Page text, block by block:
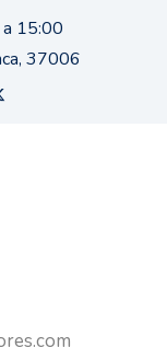
15:00
37006